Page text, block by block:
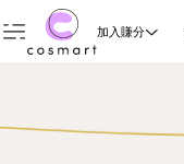
加入賺分